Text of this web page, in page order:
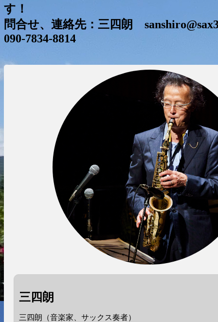
す！
問合せ、連絡先：三四朗
090-7834-8814
三四朗
三四朗（音楽家、サックス奏者）